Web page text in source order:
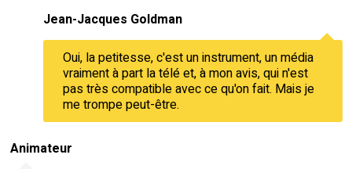
Jean-Jacques Goldman
Oui, la petitesse, c'est un instrument, un média
vraiment à part la télé et, à mon avis, qui n'est
pas très compatible avec ce qu'on fait. Mais je
me trompe peut-être.
Animateur